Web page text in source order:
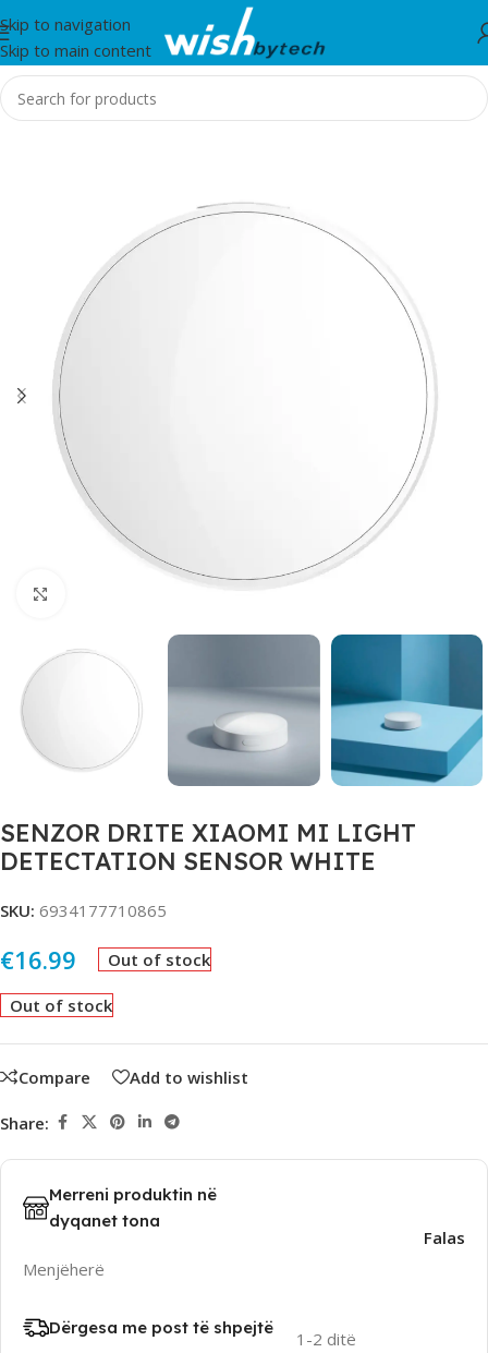
Skip to navigation
Skip to main content
Home/Xiaomi
SENZOR DRITE XIAOMI MI LIGHT
DETECTATION SENSOR WHITE
SKU: 6934177710865
€16.99 Out of stock
Out of stock
Compare Add to wishlist
Share:
Merreni produktin në
dyqanet tona
Menjëherë
Falas
Dërgesa me post të shpejtë
1-2 ditë